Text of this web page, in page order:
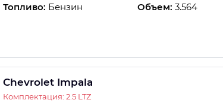
Топливо: Бензин Объем: 3.564
Chevrolet Impala
Комплектация: 2.5 LTZ